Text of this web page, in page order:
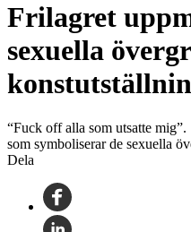
Frilagret
sexuella
“Fuck off alla som utsatte
som symboliserar de sexuella
Dela